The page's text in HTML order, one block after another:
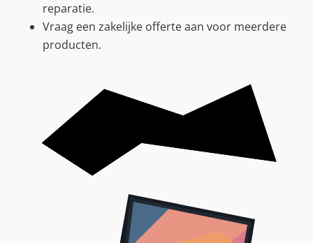
reparatie.
Vraag een zakelijke offerte aan voor meerdere
producten.